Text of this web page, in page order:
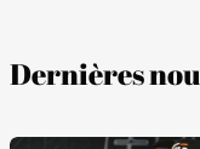
Dernières